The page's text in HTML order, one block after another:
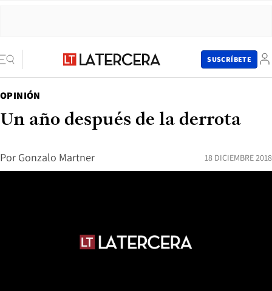
SUSCRÍBETE
OPINIÓN
Un año después de la derrota
Por Gonzalo Martner 18 DICIEMBRE 2018